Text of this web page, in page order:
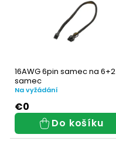
o
d
u
k
s
p
o
16AWG 6pin samec na 6+2
samec
Na vyžádání
€0
Do košíku